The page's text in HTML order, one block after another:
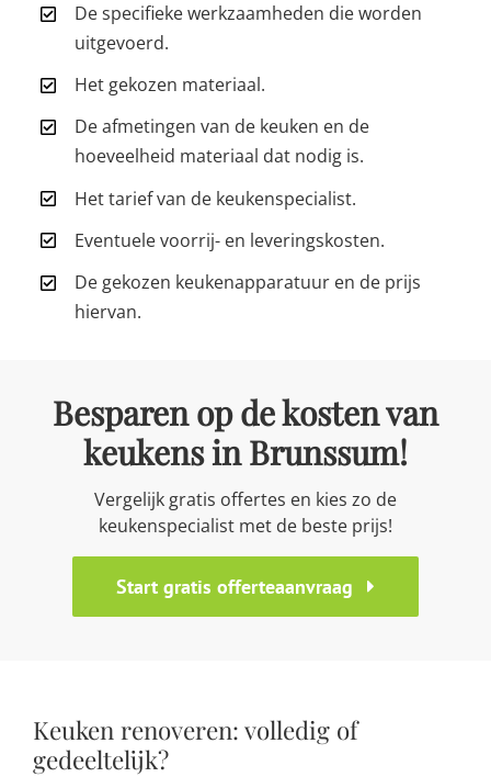
De specifieke werkzaamheden die worden
uitgevoerd.
Het gekozen materiaal.
De afmetingen van de keuken en de
hoeveelheid materiaal dat nodig is.
Het tarief van de keukenspecialist.
Eventuele voorrij- en leveringskosten.
De gekozen keukenapparatuur en de prijs
hiervan.
Besparen op de kosten van
keukens in Brunssum!
Vergelijk gratis offertes en kies zo de
keukenspecialist met de beste prijs!
Start gratis offerteaanvraag
Keuken renoveren: volledig of
gedeeltelijk?